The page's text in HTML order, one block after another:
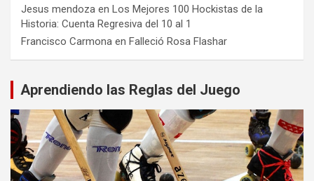
Jesus mendoza en Los Mejores 100 Hockistas de la
Historia: Cuenta Regresiva del 10 al 1
Francisco Carmona en Falleció Rosa Flashar
Aprendiendo las Reglas del Juego